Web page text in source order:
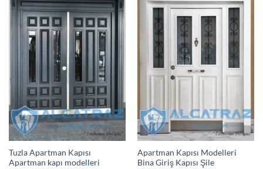
Tuzla Apartman Kapısı
Apartman kapı modelleri
Apartman Kapısı Modelleri
Bina Giriş Kapısı Şile